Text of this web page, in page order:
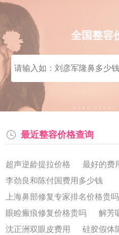
全国整容
最近整容价格查询
超声逆龄提拉价格
最好的费
李劲良和陈付国费用多少钱
上海鼻部修复专家排名价格贵吗
眼睑瘢痕修复价格贵吗
解芳
沈正洲双眼皮费用
硅胶假体